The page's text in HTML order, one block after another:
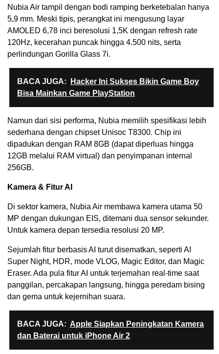
Nubia Air tampil dengan bodi ramping berketebalan hanya
5,9 mm. Meski tipis, perangkat ini mengusung layar
AMOLED 6,78 inci beresolusi 1,5K dengan refresh rate
120Hz, kecerahan puncak hingga 4.500 nits, serta
perlindungan Gorilla Glass 7i.
BACA JUGA:
Hacker Ini Sukses Bikin Game Boy
Bisa Mainkan Game PlayStation
Namun dari sisi performa, Nubia memilih spesifikasi lebih
sederhana dengan chipset Unisoc T8300. Chip ini
dipadukan dengan RAM 8GB (dapat diperluas hingga
12GB melalui RAM virtual) dan penyimpanan internal
256GB.
Kamera & Fitur AI
Di sektor kamera, Nubia Air membawa kamera utama 50
MP dengan dukungan EIS, ditemani dua sensor sekunder.
Untuk kamera depan tersedia resolusi 20 MP.
Sejumlah fitur berbasis AI turut disematkan, seperti AI
Super Night, HDR, mode VLOG, Magic Editor, dan Magic
Eraser. Ada pula fitur AI untuk terjemahan real-time saat
panggilan, percakapan langsung, hingga peredam bising
dan gema untuk kejernihan suara.
BACA JUGA: Apple Siapkan Peningkatan Kamera
dan Baterai untuk iPhone Air 2